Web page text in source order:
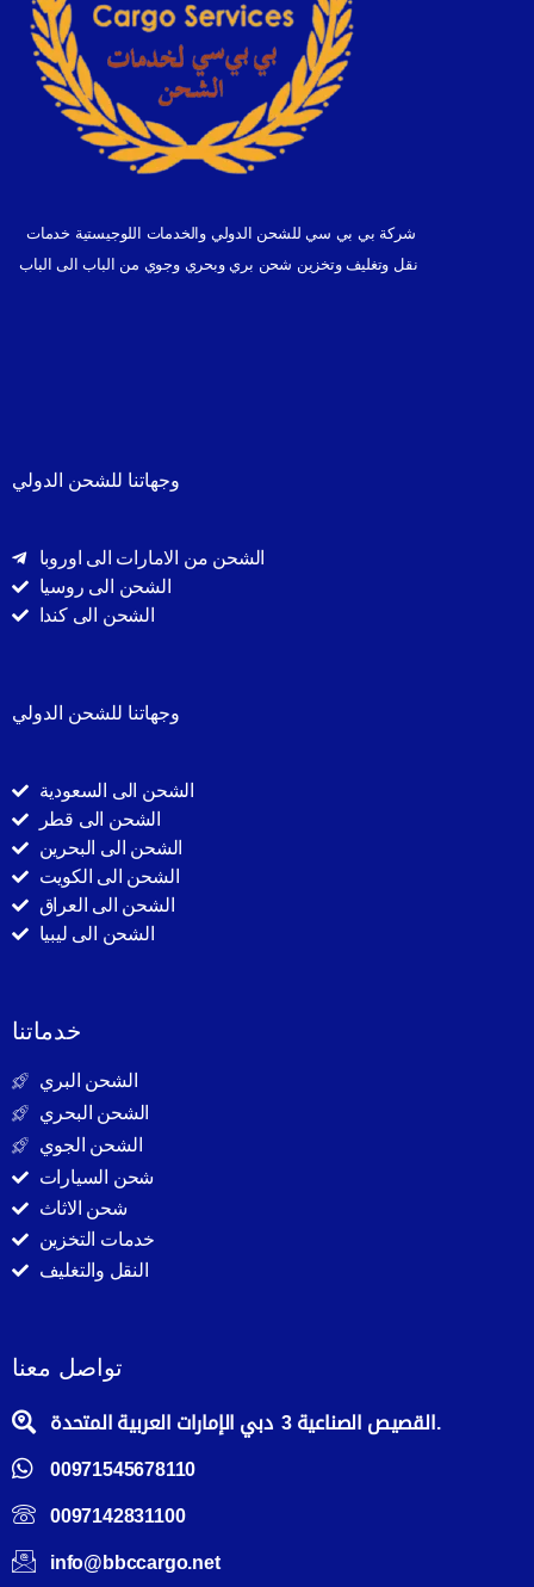
شركة بي بي سي للشحن الدولي والخدمات اللوجيستية خدمات
وجهاتنا للشحن الدولي
الشحن من الامارات الى اوروبا
الشحن الى روسيا
الشحن الى كندا
وجهاتنا للشحن الدولي
الشحن الى السعودية
الشحن الى قطر
الشحن الى البحرين
الشحن الى الكويت
الشحن الى العراق
الشحن الى ليبيا
خدماتنا
الشحن البري
الشحن البحري
الشحن الجوي
شحن السيارات
شحن الاثاث
خدمات التخزين
النقل والتغليف
تواصل معنا
القصيص الصناعية 3 دبي الإمارات العربية المتحدة.
00971545678110
0097142831100
info@bbccargo.net